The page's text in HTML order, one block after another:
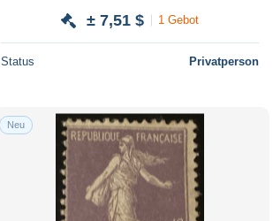
± 7,51 $ 1 Gebot
Status Privatperson
Neu